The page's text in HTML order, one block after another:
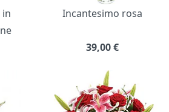
in
Incantesimo rosa
39,00€